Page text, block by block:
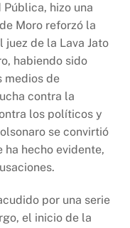
hizo una
Moro reforzó la
de la Lava Jato
habiendo sido
medios de
contra la
los políticos y
se convirtió
ha hecho evidente,
por una serie
el inicio de la